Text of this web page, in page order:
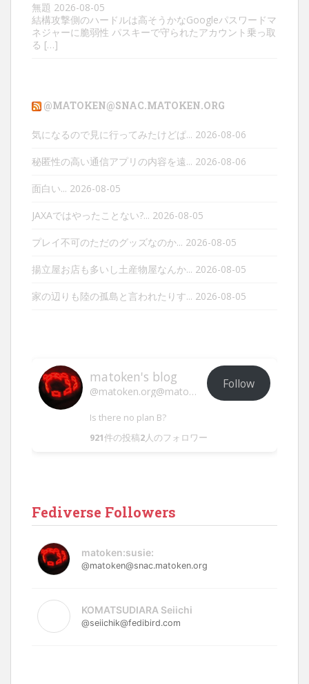
無題 2026-08-05
結構攻撃側のハードルは高そうかなGoogleパスワードマ
ネジャーに脆弱性 パスキーで守られたアカウント乗っ取
る […]
@MATOKEN@SNAC.MATOKEN.ORG
気になるので見に行ってみたけどぱ... 2026-08-06
秘匿性の高い通信アプリの内容を遠... 2026-08-06
面白い... 2026-08-05
JAXAではやったことない?... 2026-08-05
プレイ不可のただのグッズなのか... 2026-08-05
揚立屋お店も多いし土産物屋なんか... 2026-08-05
家の辺りも陸の孤島と言われたりす... 2026-08-05
matoken's blog
@matoken.org@matoken.org
Follow
Is there no plan B?
921件の投稿2人のフォロワー
Fediverse Followers
matoken:susie:
@matoken@snac.matoken.org
KOMATSUDIARA Seiichi
@seiichik@fedibird.com